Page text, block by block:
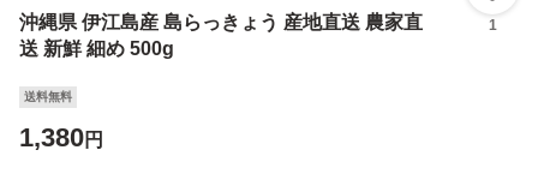
沖縄県 伊江島産 島らっきょう 産地直送 農家直
送 新鮮 細め 500g
1
送料無料
1,380円